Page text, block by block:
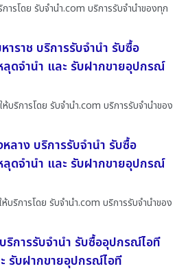
ารโดย รับจํานํา.com บริการรับจำนำของทุก
าราช บริการรับจำนำ รับซื้อ
ดจำนำ และ รับฝากขายอุปกรณ์
ห้บริการโดย รับจํานํา.com บริการรับจำนำของ
ลาง บริการรับจำนำ รับซื้อ
ดจำนำ และ รับฝากขายอุปกรณ์
บริการโดย รับจํานํา.com บริการรับจำนำของ
ริการรับจำนำ รับซื้ออุปกรณ์ไอที
รับฝากขายอุปกรณ์ไอที